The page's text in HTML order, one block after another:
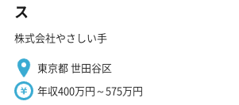
ス
株式会社やさしい手
東京都 世田谷区
年収400万円～575万円